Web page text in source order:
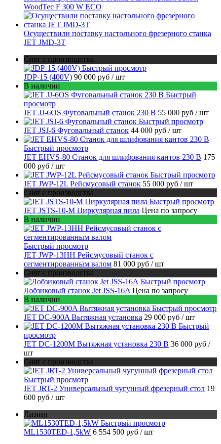
WoodTec F 300 W ECO
Осуществили поставку настольного фрезерного станка
JET JMD-3T
Снят с производства
Быстрый просмотр
JDP-15 (400V) 90 000 руб / шт
В наличии
Быстрый
просмотр
JET JJ-6OS Фуговальный станок 230 В 55 000 руб / шт
Быстрый просмотр
JET JSJ-6 Фуговальный станок 44 000 руб / шт
Быстрый просмотр
JET EHVS-80 Станок для шлифования кантов 230 В 175
000 руб / шт
Быстрый просмотр
JET JWP-12L Рейсмусовый станок 55 000 руб / шт
Снят с производства
Быстрый просмотр
JET JSTS-10-M Циркулярная пила Цена по запросу
В наличии
Быстрый просмотр
JET JWP-13HH Рейсмусовый станок с
сегментированным валом 81 000 руб / шт
Снят с производства
Быстрый просмотр
Лобзиковый станок Jet JSS-16A Цена по запросу
В наличии
Быстрый просмотр
JET DC-900A Вытяжная установка 29 000 руб / шт
Быстрый
просмотр
JET DC-1200M Вытяжная установка 230 В 36 000 руб /
шт
Снят с производства
Быстрый просмотр
JET JRT-2 Универсальный чугунный фрезерный стол 19
600 руб / шт
Лизинг
Быстрый просмотр
МL1530TED-1,5kW 6 554 500 руб / шт